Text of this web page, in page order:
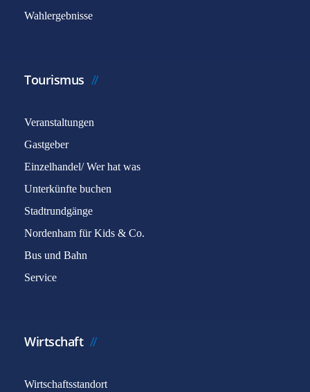
Wahlergebnisse
Tourismus
Veranstaltungen
Gastgeber
Einzelhandel/ Wer hat was
Unterkünfte buchen
Stadtrundgänge
Nordenham für Kids & Co.
Bus und Bahn
Service
Wirtschaft
Wirtschaftsstandort